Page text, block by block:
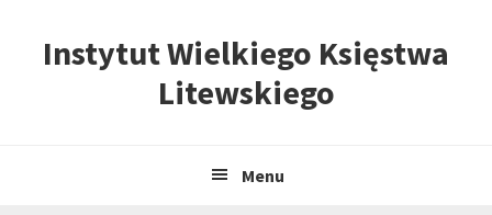
Instytut Wielkiego Księstwa
Litewskiego
Menu